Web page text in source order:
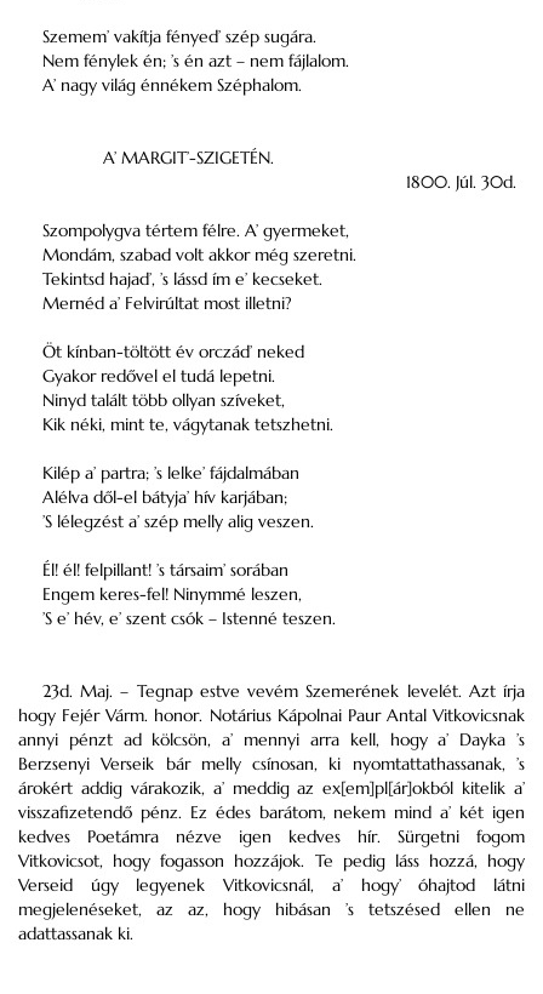
Szemem’ vakítja fényed’ szép sugára.
Nem fénylek én; ’s én azt – nem fájlalom.
A’ nagy világ énnékem Széphalom.
A’ MARGIT’-SZIGETÉN.
1800. Júl. 30d.
Szompolygva tértem félre. A’ gyermeket,
Mondám, szabad volt akkor még szeretni.
Tekintsd hajad’, ’s lássd ím e’ kecseket.
Mernéd a’ Felvirúltat most illetni?
Öt kínban-töltött év orczád’ neked
Gyakor redővel el tudá lepetni.
Ninyd talált több ollyan szíveket,
Kik néki, mint te, vágytanak tetszhetni.
Kilép a’ partra; ’s lelke’ fájdalmában
Alélva dől-el bátyja’ hív karjában;
’S lélegzést a’ szép melly alig veszen.
Él! él! felpillant! ’s társaim’ sorában
Engem keres-fel! Ninymmé leszen,
’S e’ hév, e’ szent csók – Istenné teszen.
23d. Maj. – Tegnap estve vevém Szemerének levelét. Azt írja
hogy Fejér Várm. honor. Notárius Kápolnai Paur Antal Vitkovicsnak
annyi pénzt ad kölcsön, a’ mennyi arra kell, hogy a’ Dayka ’s
Berzsenyi Verseik bár melly csínosan, ki nyomtattathassanak, ’s
árokért addig várakozik, a’ meddig az ex[em]pl[ár]okból kitelik a’
visszafizetendő pénz. Ez édes barátom, nekem mind a’ két igen
kedves Poetámra nézve igen kedves hír. Sürgetni fogom
Vitkovicsot, hogy fogasson hozzájok. Te pedig láss hozzá, hogy
Verseid úgy legyenek Vitkovicsnál, a’ hogy’ óhajtod látni
megjelenéseket, az az, hogy hibásan ’s tetszésed ellen ne
adattassanak ki.